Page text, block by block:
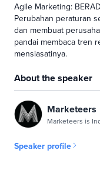
Agile Marketing:
Perubahan peraturan
dan membuat
pandai membaca tren
mensiasatinya.
About the speaker
Marketeers
Marketeers is
Speaker profile